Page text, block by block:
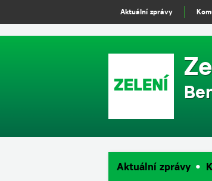
Aktuální zprávy
Aktuální zprávy